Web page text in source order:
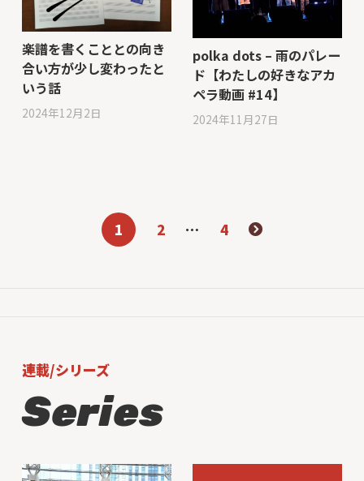
楽譜を書くこととの向き
合い方が少し変わったと
いう話
2024年12月2日
polka dots – 雨のパレー
ド【わたしの好きなアカ
ペラ動画 #14】
2024年11月27日
1 2 … 4
連載/シリーズ
Series